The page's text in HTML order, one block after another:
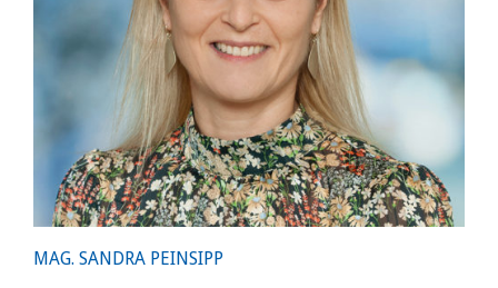
MAG. SANDRA PEINSIPP